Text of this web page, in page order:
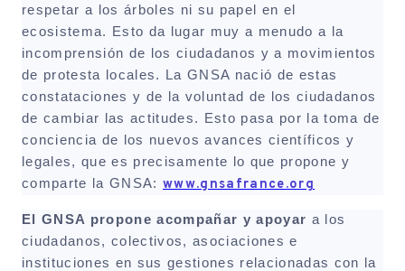
respetar a los árboles ni su papel en el
ecosistema. Esto da lugar muy a menudo a la
incomprensión de los ciudadanos y a movimientos
de protesta locales. La GNSA nació de estas
constataciones y de la voluntad de los ciudadanos
de cambiar las actitudes. Esto pasa por la toma de
conciencia de los nuevos avances científicos y
legales, que es precisamente lo que propone y
comparte la GNSA: www.gnsafrance.org
El GNSA propone acompañar y apoyar a los
ciudadanos, colectivos, asociaciones e
instituciones en sus gestiones relacionadas con la